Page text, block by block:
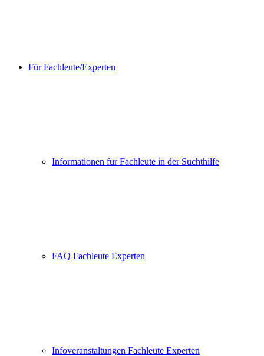
Für Fachleute/Experten
Informationen für Fachleute in der Suchthilfe
FAQ Fachleute Experten
Infoveranstaltungen Fachleute Experten